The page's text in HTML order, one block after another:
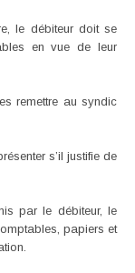
le débiteur doit se
en vue de leur
remettre au syndic
s’il justifie de
par le débiteur, le
papiers et